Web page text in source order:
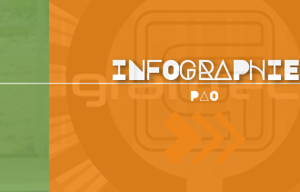
INFOGRAPHIE
PAO